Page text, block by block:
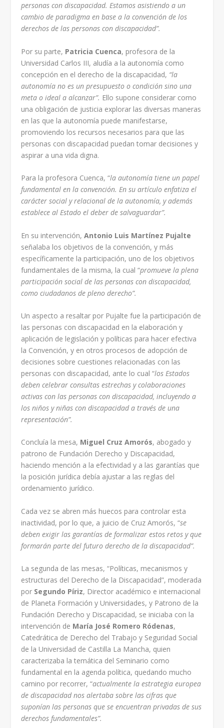
personas con discapacidad. Estamos asistiendo a un
cambio de paradigma en base a la convención de los
derechos de las personas con discapacidad”.
Por su parte, Patricia Cuenca, profesora de la
Universidad Carlos III, aludía a la autonomía como
concepción en el derecho de la discapacidad, “la
autonomía no es un presupuesto o condición sino una
meta o ideal a alcanzar”. Ello supone considerar como
una obligación de justicia explorar las diversas maneras
en las que la autonomía puede manifestarse,
promoviendo los recursos necesarios para que las
personas con discapacidad puedan tomar decisiones y
aspirar a una vida digna.
Para la profesora Cuenca, “la autonomía tiene un papel
fundamental en la convención. En su artículo enfatiza el
carácter social y relacional de la autonomía, y además
establece al Estado el deber de salvaguardar”.
En su intervención,Antonio Luis Martínez Pujalte
señalaba los objetivos de la convención, y más
específicamente la participación, uno de los objetivos
fundamentales de la misma, la cual “promueve la plena
participación social de las personas con discapacidad,
como ciudadanos de pleno derecho”.
Un aspecto a resaltar por Pujalte fue la participación de
las personas con discapacidad en la elaboración y
aplicación de legislación y políticas para hacer efectiva
la Convención, y en otros procesos de adopción de
decisiones sobre cuestiones relacionadas con las
personas con discapacidad, ante lo cual “los Estados
deben celebrar consultas estrechas y colaboraciones
activas con las personas con discapacidad, incluyendo a
los niños y niñas con discapacidad a través de una
representación”.
Concluía la mesa, Miguel Cruz Amorós, abogado y
patrono de Fundación Derecho y Discapacidad,
haciendo mención a la efectividad y a las garantías que
la posición jurídica debía ajustar a las reglas del
ordenamiento jurídico.
Cada vez se abren más huecos para controlar esta
inactividad, por lo que, a juicio de Cruz Amorós, “se
deben exigir las garantías de formalizar estos retos y que
formarán parte del futuro derecho de la discapacidad”.
La segunda de las mesas, “Políticas, mecanismos y
estructuras del Derecho de la Discapacidad”, moderada
por Segundo Píriz, Director académico e internacional
de Planeta Formación y Universidades, y Patrono de la
Fundación Derecho y Discapacidad, se iniciaba con la
intervención de María José Romero Ródenas,
Catedrática de Derecho del Trabajo y Seguridad Social
de la Universidad de Castilla La Mancha, quien
caracterizaba la temática del Seminario como
fundamental en la agenda política, quedando mucho
camino por recorrer, “actualmente la estrategia europea
de discapacidad nos alertaba sobre las cifras que
suponían las personas que se encuentran privadas de sus
derechos fundamentales”.